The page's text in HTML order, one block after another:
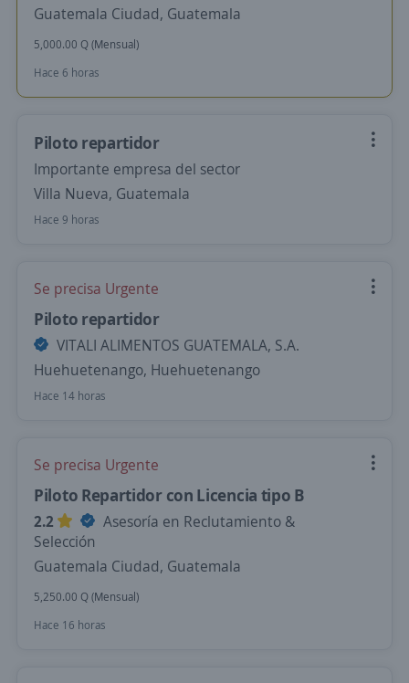
Guatemala Ciudad, Guatemala
5,000.00 Q (Mensual)
Hace 6 horas
Piloto repartidor
Importante empresa del sector
Villa Nueva, Guatemala
Hace 9 horas
Se precisa Urgente
Piloto repartidor
VITALI ALIMENTOS GUATEMALA, S.A.
Huehuetenango, Huehuetenango
Hace 14 horas
Se precisa Urgente
Piloto Repartidor con Licencia tipo B
2.2
Asesoría en Reclutamiento &
Selección
Guatemala Ciudad, Guatemala
5,250.00 Q (Mensual)
Hace 16 horas